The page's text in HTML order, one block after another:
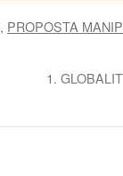
, PROPOSTA
1.